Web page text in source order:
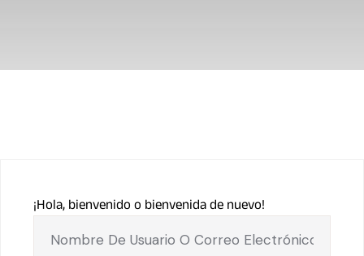
¡Hola, bienvenido o bienvenida de nuevo!